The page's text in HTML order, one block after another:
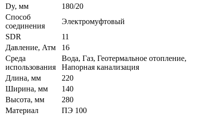
Dy, мм
180/20
Способ
соединения
Электромуфтовый
SDR
11
Давление, Атм
16
Среда
использования
Вода, Газ, Геотермальное отопление,
Напорная канализация
Длина, мм
220
Ширина, мм
140
Высота, мм
280
Материал
ПЭ 100